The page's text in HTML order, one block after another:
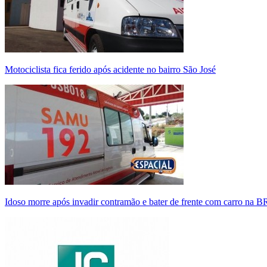
Motociclista fica ferido após acidente no bairro São José
Idoso morre após invadir contramão e bater de frente com carro na